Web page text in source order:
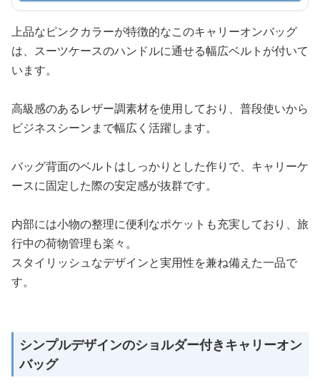
上品なピンクカラーが特徴的なこのキャリーオンバッグ
は、スーツケースのハンドルに通せる幅広ベルトが付いて
います。
高級感のあるレザー調素材を使用しており、普段使いから
ビジネスシーンまで幅広く活躍します。
バッグ背面のベルトはしっかりとした作りで、キャリーケ
ースに固定した際の安定感が抜群です。
内部には小物の整理に便利なポケットも充実しており、旅
行中の荷物管理も楽々。
スタイリッシュなデザインと実用性を兼ね備えた一品で
す。
シンプルデザインのショルダー付きキャリーオン
バッグ